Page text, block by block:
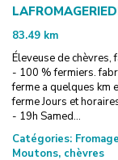
83.49 km
Éleveuse de
- 100 % fermiers.
ferme a quelques km
ferme Jours et
- 19h Samed...
Catégories:
Moutons, chèvres